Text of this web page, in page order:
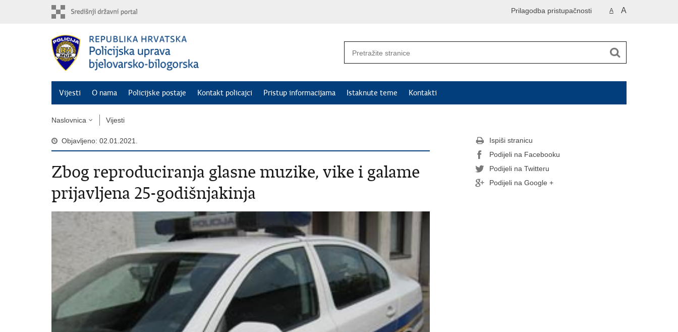
A A
Prilagodba pristupačnosti
Vijesti O nama Policijske postaje Kontakt policajci Pristup informacijama Istaknute teme Kontakti
Naslovnica Vijesti
Objavljeno: 02.01.2021.
Zbog reproduciranja glasne muzike, vike i galame
prijavljena 25-godišnjakinja
Ispiši stranicu
Podijeli na Facebooku
Podijeli na Twitteru
Podijeli na Google +